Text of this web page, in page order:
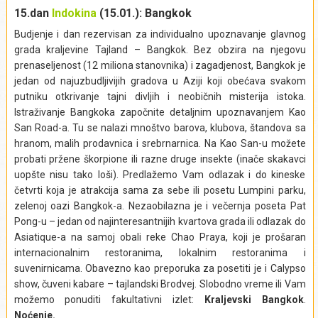
osveženje. Povratak u hotel.
Izlet obuhvata:povratni transfer od hotela do luke, vožnju
brodom, uslugu vodiča, ručak, ulaznicu za nacionalni park.
Izlet ne obuhvata:Napojnice (bakšiš), obroke i individualne
troškove.
Izlet se realizuje iz mesta:Puket
uslugu vodiča.
Izlet ne obuhvata:Napojnice (bakšiš), obroke i individualne
troškove.
Izlet se realizuje iz mesta:Puket
marinu/pristanište, odakle nas kombi vozi natrag u
Izlet obuhvata:povratni transfer od hotela do luke, vožnju
brodom, uslugu vodiča, ručak, ulaznicu za nacionalni park.
Izlet ne obuhvata:Napojnice (bakšiš), obroke i individualne
troškove.
Izlet se realizuje iz mesta:Puket
Izlet obuhvata:
Izlet ne obuhvata:napojnice (bakšiš), obroke i individualne
troškove.
Izlet se realizuje iz mesta:Puket
15.dan Indokina (15.01.): Bangkok
Budjenje i dan rezervisan za individualno upoznavanje glavnog
grada kraljevine Tajland – Bangkok. Bez obzira na njegovu
prenaseljenost (12 miliona stanovnika) i zagadjenost, Bangkok je
jedan od najuzbudljivijih gradova u Aziji koji obećava svakom
putniku otkrivanje tajni divljih i neobičnih misterija istoka.
Istraživanje Bangkoka započnite detaljnim upoznavanjem Kao
San Road-a. Tu se nalazi mnoštvo barova, klubova, štandova sa
hranom, malih prodavnica i srebrnarnica. Na Kao San-u možete
probati pržene škorpione ili razne druge insekte (inače skakavci
uopšte nisu tako loši). Predlažemo Vam odlazak i do kineske
četvrti koja je atrakcija sama za sebe ili posetu Lumpini parku,
zelenoj oazi Bangkok-a. Nezaobilazna je i večernja poseta Pat
Pong-u – jedan od najinteresantnijih kvartova grada ili odlazak do
Asiatique-a na samoj obali reke Chao Praya, koji je prošaran
internacionalnim restoranima, lokalnim restoranima i
suvenirnicama. Obavezno kao preporuka za posetiti je i Calypso
show, čuveni kabare – tajlandski Brodvej. Slobodno vreme ili Vam
možemo ponuditi fakultativni izlet:
Kraljevski Bangkok.
Noćenje.